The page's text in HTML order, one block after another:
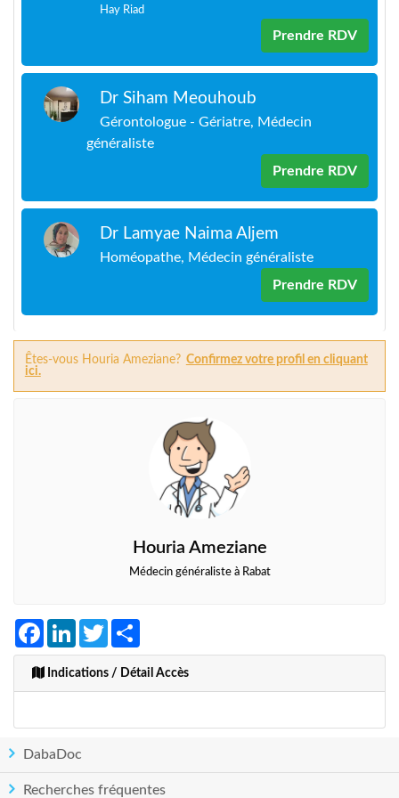
Hay Riad
Prendre RDV
Dr Siham Meouhoub
Gérontologue - Gériatre, Médecin
généraliste
Prendre RDV
Dr Lamyae Naima Aljem
Homéopathe, Médecin généraliste
Prendre RDV
Êtes-vous Houria Ameziane? Confirmez votre profil en cliquant
ici.
Houria Ameziane
Médecin généraliste à Rabat
FacebookLinkedInTwitter
Indications / Détail Accès
DabaDoc
Recherches fréquentes